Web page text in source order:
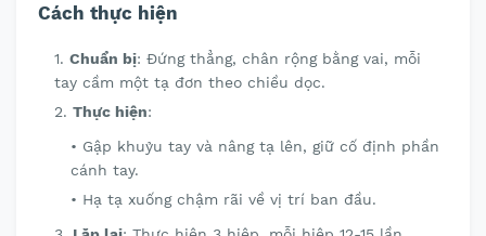
Cách thực hiện
Chuẩn bị: Đứng thẳng, chân rộng bằng vai, mỗi
tay cầm một tạ đơn theo chiều dọc.
Thực hiện:
Gập khuỷu tay và nâng tạ lên, giữ cố định phần
cánh tay.
Hạ tạ xuống chậm rãi về vị trí ban đầu.